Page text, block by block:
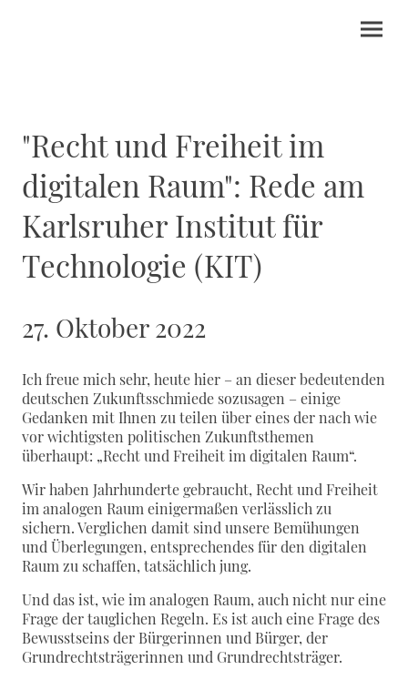
"Recht und Freiheit im
digitalen Raum": Rede am
Karlsruher Institut für
Technologie (KIT)
27. Oktober 2022
Ich freue mich sehr, heute hier – an dieser bedeutenden
deutschen Zukunftsschmiede sozusagen – einige
Gedanken mit Ihnen zu teilen über eines der nach wie
vor wichtigsten politischen Zukunftsthemen
überhaupt: „Recht und Freiheit im digitalen Raum“.
Wir haben Jahrhunderte gebraucht, Recht und Freiheit
im analogen Raum einigermaßen verlässlich zu
sichern. Verglichen damit sind unsere Bemühungen
und Überlegungen, entsprechendes für den digitalen
Raum zu schaffen, tatsächlich jung.
Und das ist, wie im analogen Raum, auch nicht nur eine
Frage der tauglichen Regeln. Es ist auch eine Frage des
Bewusstseins der Bürgerinnen und Bürger, der
Grundrechtsträgerinnen und Grundrechtsträger.